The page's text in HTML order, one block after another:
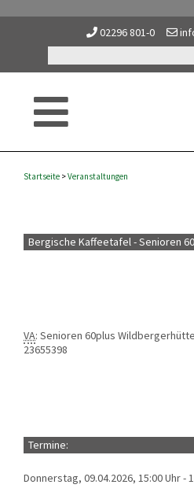
02296 801-0
Startseite >Veranstaltungen
Bergische Kaffeetafel - Senioren
VA: Senioren 60plus
23655398
Termine:
Donnerstag, 09.04.2026, 15:00 Uhr -